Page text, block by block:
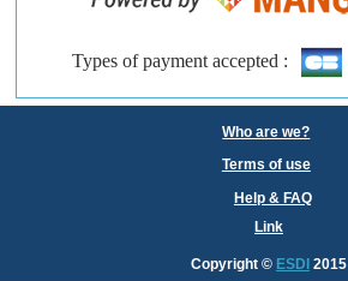
Types of payment accepted :
Who are we?
Terms of use
Help & FAQ
Link
Copyright © ESDI 2015